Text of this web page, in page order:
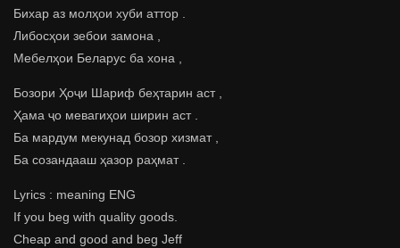
Бихар аз молҳои хуби аттор .
Либосҳои зебои замона ,
Мебелҳои Беларус ба хона ,
Бозори Ҳоҷи Шариф беҳтарин аст ,
Ҳама ҷо мевагиҳои ширин аст .
Ба мардум мекунад бозор хизмат ,
Ба созандааш ҳазор раҳмат .
Lyrics : meaning ENG
If you beg with quality goods.
Cheap and good and beg Jeff